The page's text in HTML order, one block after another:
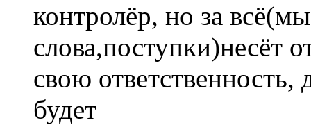
контролёр, но за
слова,поступки)несёт
свою ответственность,
будет